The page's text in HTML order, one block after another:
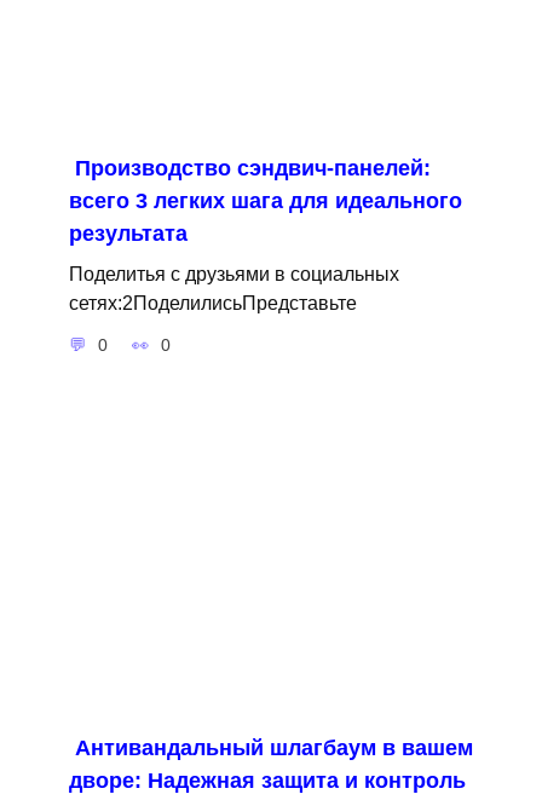
Производство сэндвич-панелей:
всего 3 легких шага для идеального
результата
Поделитья с друзьями в социальных
сетях:2ПоделилисьПредставьте
0 0
Антивандальный шлагбаум в вашем
дворе: Надежная защита и контроль